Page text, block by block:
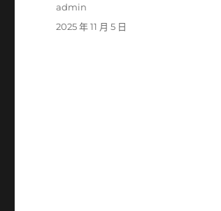
作
admin
發
2025 年 11 月 5 日